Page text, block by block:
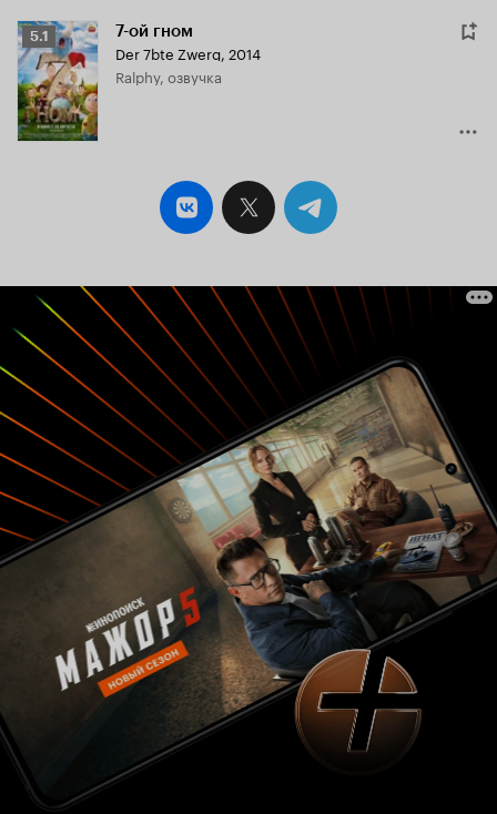
Рейтинг
Кинопоиска
5.1
5.1 7-ой гном
Der 7bte Zwerg, 2014
Ralphy, озвучка